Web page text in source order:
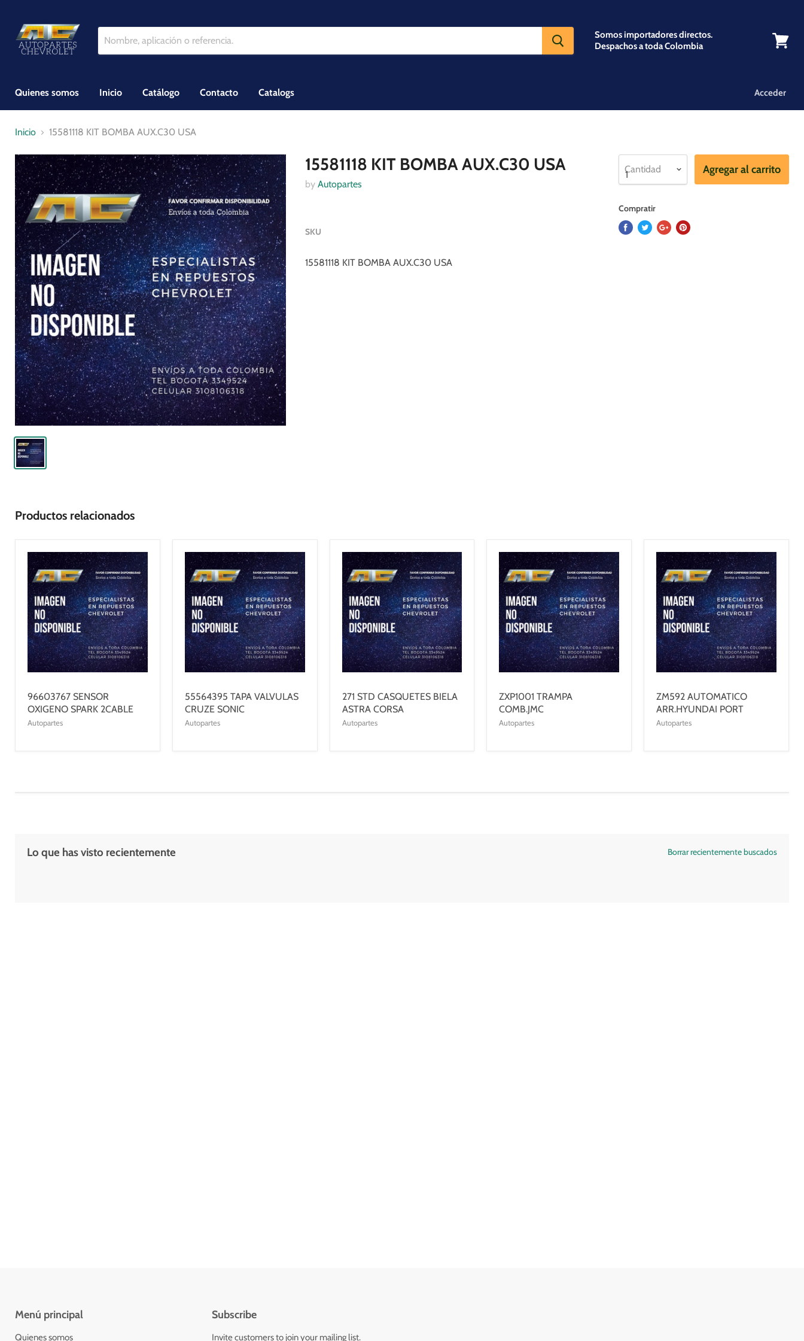
Somos importadores directos.
Despachos a toda Colombia
Quienes somos Inicio Catálogo Contacto Catalogs Acceder
Inicio 15581118 KIT BOMBA AUX.C30 USA
15581118 KIT BOMBA AUX.C30 USA
byAutopartes
SKU
15581118 KIT BOMBA AUX.C30 USA
Cantidad Agregar al carrito
Compratir
Productos relacionados
96603767 SENSOR
OXIGENO SPARK 2CABLE
Autopartes
55564395 TAPA VALVULAS
CRUZE SONIC
Autopartes
271 STD CASQUETES BIELA
ASTRA CORSA
Autopartes
ZXP1001 TRAMPA
COMB.JMC
Autopartes
ZM592 AUTOMATICO
ARR.HYUNDAI PORT
Autopartes
Lo que has visto recientemente Borrar recientemente buscados
Menú principal
Quienes somos
Subscribe
Invite customers to join your mailing list.